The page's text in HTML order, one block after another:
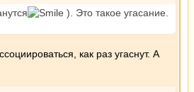
). Это такое угасание.
как раз угаснут. А